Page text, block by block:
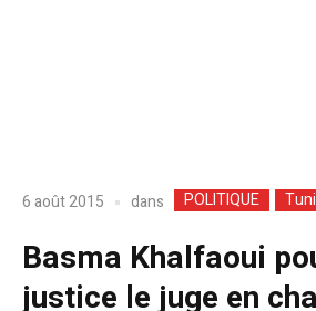
6 août 2015 dans POLITIQUE
Basma Khalfaoui
justice le juge en